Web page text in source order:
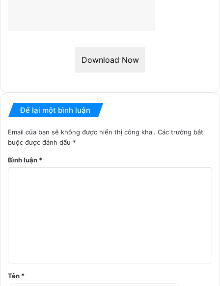
Download Now
Để lại một bình luận
Email của bạn sẽ không được hiển thị công khai. Các trường bắt
buộc được đánh dấu *
Bình luận *
Tên *